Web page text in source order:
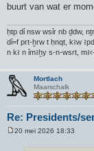
buurt van wat er
ḥtp dỉ nsw wsỉr nb ḏdw,
dỉ=f prt-ḫrw t ḥnqt, kꜣw
n kꜣ n ỉmꜣḫy s-n-wsrt,
Mortlach
Maarschalk
Re: Presidents/
20 mei 2026 18:33